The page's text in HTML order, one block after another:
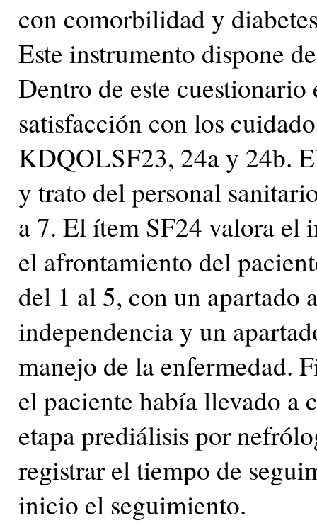
con comorbilidad y
Este instrumento dispone
Dentro de este
satisfacción con los
KDQOLSF23, 24a y 24b.
y trato del personal
a 7. El ítem SF24 valora el
el afrontamiento del
del 1 al 5, con un apartado
independencia y un
manejo de la enfermedad.
el paciente había llevado a
etapa prediálisis por
registrar el tiempo de
inicio el seguimiento.